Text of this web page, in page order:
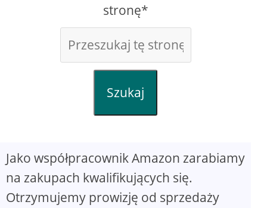
stronę*
Szukaj
Jako współpracownik Amazon zarabiamy
na zakupach kwalifikujących się.
Otrzymujemy prowizję od sprzedaży